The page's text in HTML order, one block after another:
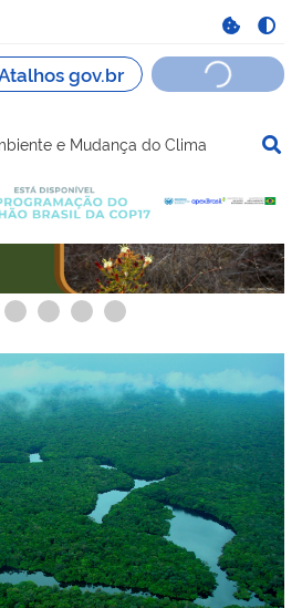
navegação
e Mudança do Clima
para você Serviços